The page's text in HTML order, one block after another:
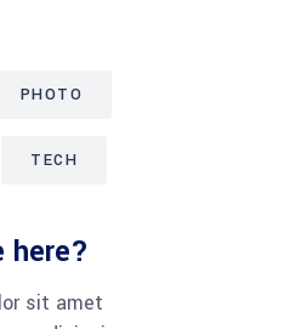
PHOTO
TECH
here?
sit amet